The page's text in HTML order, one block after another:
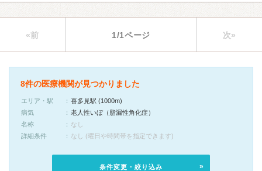
«前 1/1ページ 次»
8件の医療機関が見つかりました
エリア・駅
喜多見駅 (1000m)
病気
老人性いぼ（脂漏性角化症）
名称
なし
詳細条件
なし (曜日や時間帯を指定できます)
条件変更・絞り込み